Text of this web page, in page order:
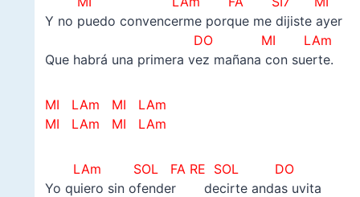
Y no puedo convencerme porque me dijiste ayer
DO MI LAm
Que habrá una primera vez mañana con suerte.
MI LAm MI LAm
MI LAm MI LAm
LAm SOL FA RE SOL DO
Yo quiero sin ofender decirte andas uvita